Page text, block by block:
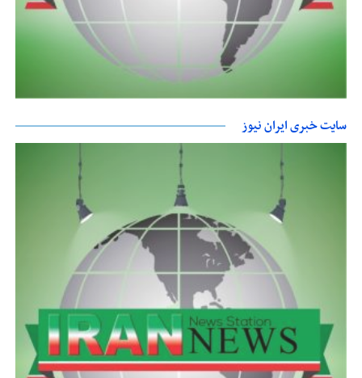
سایت خبری ایران نیوز